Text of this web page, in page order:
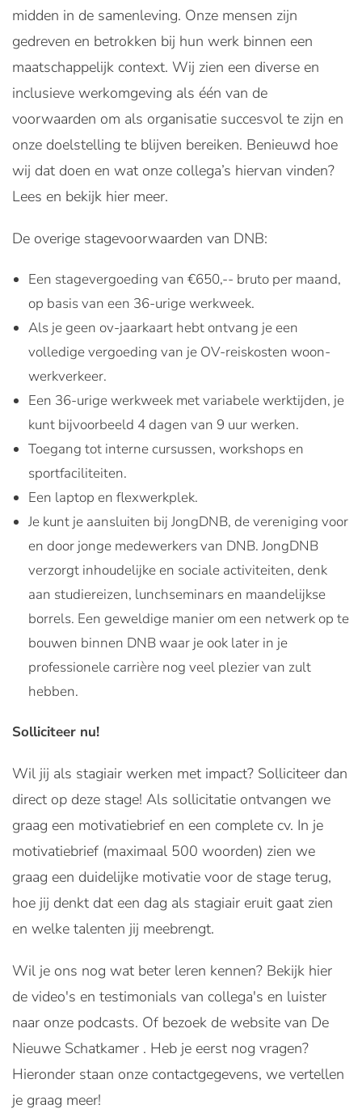
midden in de samenleving. Onze mensen zijn
gedreven en betrokken bij hun werk binnen een
maatschappelijk context. Wij zien een diverse en
inclusieve werkomgeving als één van de
voorwaarden om als organisatie succesvol te zijn en
onze doelstelling te blijven bereiken. Benieuwd hoe
wij dat doen en wat onze collega’s hiervan vinden?
Lees en bekijk hier meer.
De overige stagevoorwaarden van DNB:
Een stagevergoeding van €650,-- bruto per maand,
op basis van een 36-urige werkweek.
Als je geen ov-jaarkaart hebt ontvang je een
volledige vergoeding van je OV-reiskosten woon-
werkverkeer.
Een 36-urige werkweek met variabele werktijden, je
kunt bijvoorbeeld 4 dagen van 9 uur werken.
Toegang tot interne cursussen, workshops en
sportfaciliteiten.
Een laptop en flexwerkplek.
Je kunt je aansluiten bij JongDNB, de vereniging voor
en door jonge medewerkers van DNB. JongDNB
verzorgt inhoudelijke en sociale activiteiten, denk
aan studiereizen, lunchseminars en maandelijkse
borrels. Een geweldige manier om een netwerk op te
bouwen binnen DNB waar je ook later in je
professionele carrière nog veel plezier van zult
hebben.
Solliciteer nu!
Wil jij als stagiair werken met impact? Solliciteer dan
direct op deze stage! Als sollicitatie ontvangen we
graag een motivatiebrief en een complete cv. In je
motivatiebrief (maximaal 500 woorden) zien we
graag een duidelijke motivatie voor de stage terug,
hoe jij denkt dat een dag als stagiair eruit gaat zien
en welke talenten jij meebrengt.
Wil je ons nog wat beter leren kennen? Bekijk hier
de video's en testimonials van collega's en luister
naar onze podcasts. Of bezoek de website van De
Nieuwe Schatkamer . Heb je eerst nog vragen?
Hieronder staan onze contactgegevens, we vertellen
je graag meer!